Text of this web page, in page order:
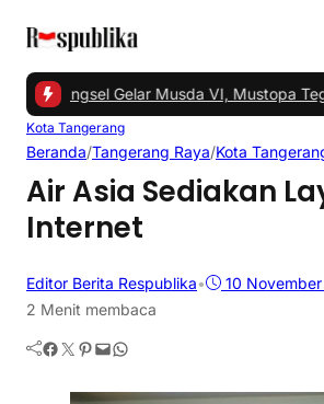
PKS Tangsel Gelar Musda VI, Mustopa
Kota Tangerang
Beranda/Tangerang Raya/Kota
Air Asia Sediakan
Internet
Editor Berita Respublika• 10
2 Menit membaca
Facebook Twitter Pinterest Mail WhatsApp